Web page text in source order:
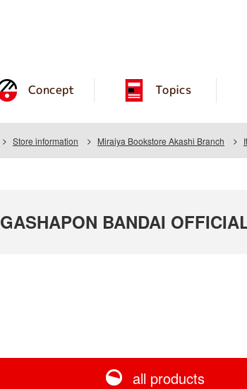
Concept Topics
Store information Miraiya Bookstore Akashi Branch
GASHAPON BANDAI
all products